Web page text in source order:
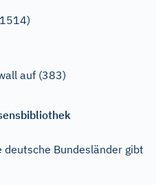
auf (383)
deutsche Bundesländer gibt